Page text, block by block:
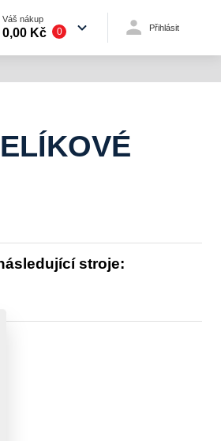
Váš nákup
0,00 Kč 0 Přihlásit
stroje: